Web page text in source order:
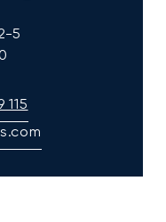
5
115